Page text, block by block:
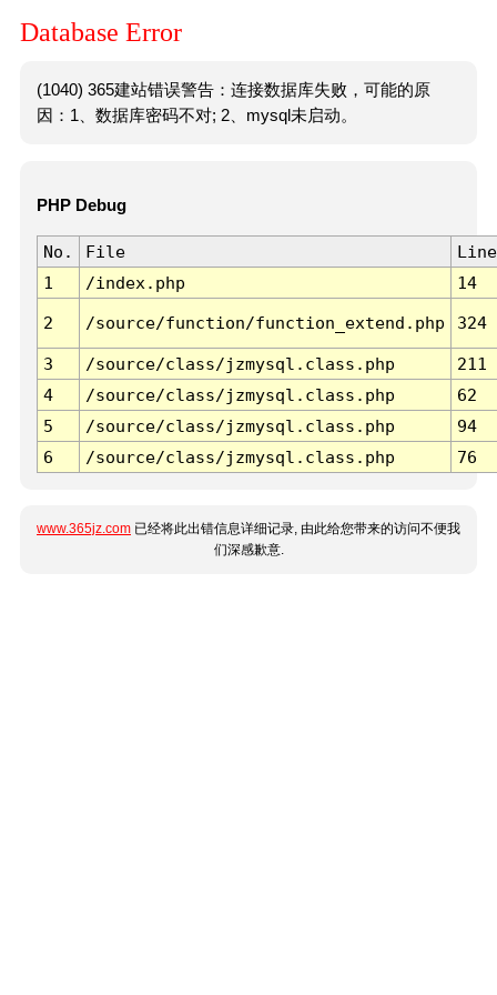
Database Error
(1040) 365建站错误警告：连接数据库失败，可能的原
因：1、数据库密码不对; 2、mysql未启动。
PHP Debug
No. File
Line
1
/index.php 14
2 /source/function/function_extend.php 324
3 /source/class/jzmysql.class.php
211
4
/source/class/jzmysql.class.php
62
5
/source/class/jzmysql.class.php
94
6
/source/class/jzmysql.class.php 76
www.365jz.com 已经将此出错信息详细记录, 由此给您带来的访问不便我
们深感歉意.